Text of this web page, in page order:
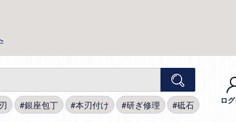
銀座包丁 本刃付け 研ぎ修理 砥石 ロ